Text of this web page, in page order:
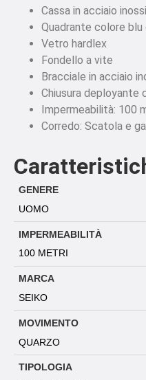
Cassa in acciaio
Quadrante colore
Vetro hardlex
Fondello a vite
Bracciale in acciaio
Chiusura deployante
Impermeabilità: 100
Corredo: Scatola e
GENERE
UOMO
IMPERMEABILITÀ
100 METRI
MARCA
SEIKO
MOVIMENTO
QUARZO
TIPOLOGIA